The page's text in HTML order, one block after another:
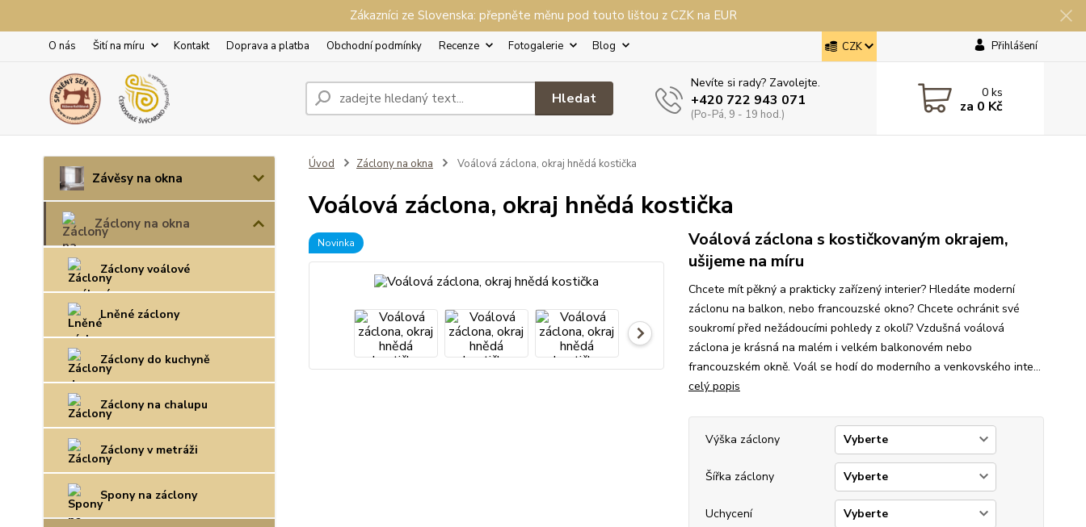
Zákazníci ze Slovenska: přepněte měnu pod touto lištou z CZK na EUR
O nás Šití na míru Kontakt Doprava a platba Obchodní podmínky Recenze Fotogalerie Blog CZK Přihlášení
Hledat
Nevíte si rady? Zavolejte.
+420 722 943 071
(Po-Pá, 9 - 19 hod.)
0ks
za 0 Kč
Závěsy na okna
Záclony na okna
Záclony voálové
Lněné záclony
Záclony do kuchyně
Záclony na chalupu
Záclony v metráži
Spony na záclony
Úvod Záclony na okna Voálová záclona, okraj hnědá kostička
Voálová záclona, okraj hnědá kostička
Novinka
Voálová záclona s kostičkovaným okrajem,
ušijeme na míru
Chcete mít pěkný a prakticky zařízený interier? Hledáte moderní
záclonu na balkon, nebo francouzské okno? Chcete ochránit své
soukromí před nežádoucími pohledy z okolí? Vzdušná voálová
záclona je krásná na malém i velkém balkonovém nebo
francouzském okně. Voál se hodí do moderního a venkovského inte...
celý popis
Výška záclony
Šířka záclony
Uchycení